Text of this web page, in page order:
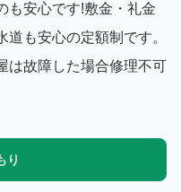
も安心です!敷金・礼金
も安心の定額制です。
は故障した場合修理不可
り